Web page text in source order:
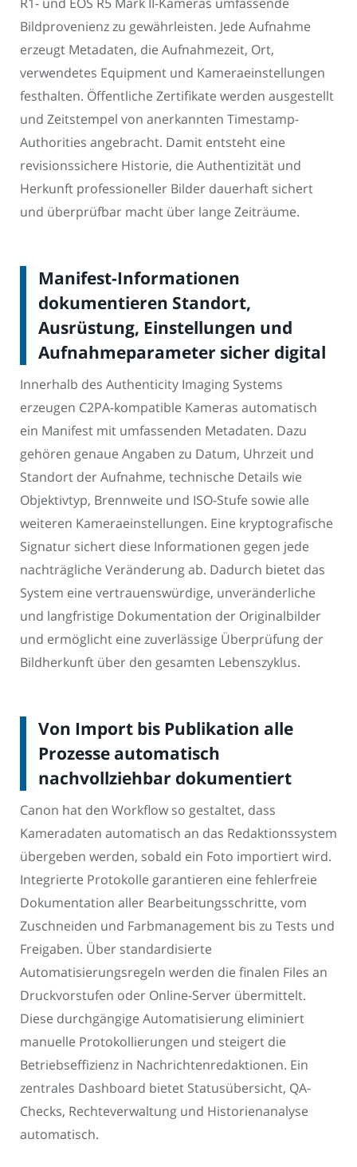
Bildprovenienz zu gewährleisten. Jede Aufnahme
erzeugt Metadaten, die Aufnahmezeit, Ort,
verwendetes Equipment und Kameraeinstellungen
festhalten. Öffentliche Zertifikate werden ausgestellt
und Zeitstempel von anerkannten Timestamp-
Authorities angebracht. Damit entsteht eine
revisionssichere Historie, die Authentizität und
Herkunft professioneller Bilder dauerhaft sichert
und überprüfbar macht über lange Zeiträume.
Manifest-Informationen
dokumentieren Standort,
Ausrüstung, Einstellungen und
Aufnahmeparameter sicher digital
Innerhalb des Authenticity Imaging Systems
erzeugen C2PA-kompatible Kameras automatisch
ein Manifest mit umfassenden Metadaten. Dazu
gehören genaue Angaben zu Datum, Uhrzeit und
Standort der Aufnahme, technische Details wie
Objektivtyp, Brennweite und ISO-Stufe sowie alle
weiteren Kameraeinstellungen. Eine kryptografische
Signatur sichert diese Informationen gegen jede
nachträgliche Veränderung ab. Dadurch bietet das
System eine vertrauenswürdige, unveränderliche
und langfristige Dokumentation der Originalbilder
und ermöglicht eine zuverlässige Überprüfung der
Bildherkunft über den gesamten Lebenszyklus.
Von Import bis Publikation alle
Prozesse automatisch
nachvollziehbar dokumentiert
Canon hat den Workflow so gestaltet, dass
Kameradaten automatisch an das Redaktionssystem
übergeben werden, sobald ein Foto importiert wird.
Integrierte Protokolle garantieren eine fehlerfreie
Dokumentation aller Bearbeitungsschritte, vom
Zuschneiden und Farbmanagement bis zu Tests und
Freigaben. Über standardisierte
Automatisierungsregeln werden die finalen Files an
Druckvorstufen oder Online-Server übermittelt.
Diese durchgängige Automatisierung eliminiert
manuelle Protokollierungen und steigert die
Betriebseffizienz in Nachrichtenredaktionen. Ein
zentrales Dashboard bietet Statusübersicht, QA-
Checks, Rechteverwaltung und Historienanalyse
automatisch.